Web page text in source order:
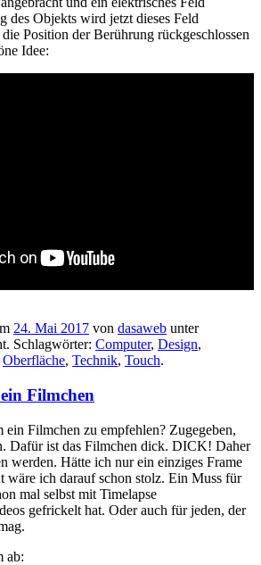
des Objekts wird jetzt dieses Feld
Position der Berührung rückgeschlossen
Idee:
24. Mai 2017 von dasaweb unter
Schlagwörter: Computer, Design,
Oberfläche, Technik, Touch.
Filmchen
Filmchen zu empfehlen? Zugegeben,
Dafür ist das Filmchen dick. DICK! Daher
werden. Hätte ich nur ein einziges Frame
wäre ich darauf schon stolz. Ein Muss für
mal selbst mit Timelapse
gefrickelt hat. Oder auch für jeden, der
ab: